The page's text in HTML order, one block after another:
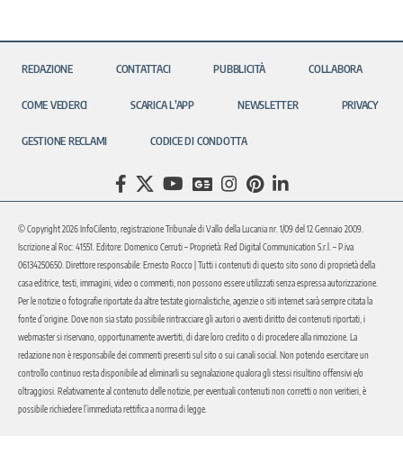
REDAZIONE CONTATTACI PUBBLICITÀ COLLABORA
COME VEDERCI SCARICA L’APP NEWSLETTER PRIVACY
GESTIONE RECLAMI CODICE DI CONDOTTA
© Copyright 2026 InfoCilento, registrazione Tribunale di Vallo della Lucania nr. 1/09 del 12 Gennaio 2009.
Iscrizione al Roc: 41551. Editore: Domenico Cerruti – Proprietà: Red Digital Communication S.r.l. – P.iva
06134250650. Direttore responsabile: Ernesto Rocco | Tutti i contenuti di questo sito sono di proprietà della
casa editrice, testi, immagini, video o commenti, non possono essere utilizzati senza espressa autorizzazione.
Per le notizie o fotografie riportate da altre testate giornalistiche, agenzie o siti internet sarà sempre citata la
fonte d’origine. Dove non sia stato possibile rintracciare gli autori o aventi diritto dei contenuti riportati, i
webmaster si riservano, opportunamente avvertiti, di dare loro credito o di procedere alla rimozione. La
redazione non è responsabile dei commenti presenti sul sito o sui canali social. Non potendo esercitare un
controllo continuo resta disponibile ad eliminarli su segnalazione qualora gli stessi risultino offensivi e/o
oltraggiosi. Relativamente al contenuto delle notizie, per eventuali contenuti non corretti o non veritieri, è
possibile richiedere l’immediata rettifica a norma di legge.